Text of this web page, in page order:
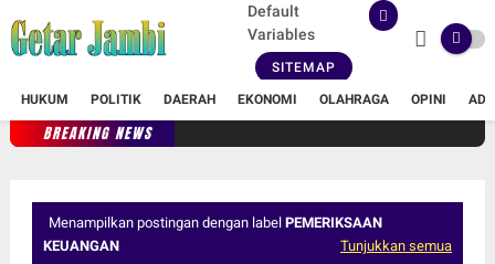
Default
Variables
SITEMAP
HUKUM POLITIK DAERAH EKONOMI OLAHRAGA OPINI
BREAKING NEWS
Menampilkan postingan dengan label PEMERIKSAAN
KEUANGAN
Tunjukkan semua